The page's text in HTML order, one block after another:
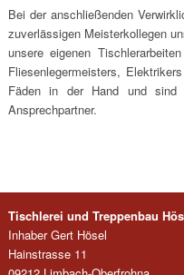
Bei der anschließenden
zuverlässigen Meisterkollegen
unsere eigenen
Fliesenlegermeisters,
Fäden in der Hand und sind
Ansprechpartner.
Tischlerei und Treppenbau
Inhaber Gert Hösel
Hainstrasse 11